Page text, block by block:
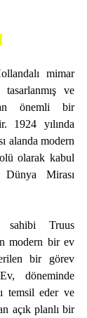
mimar
ve
önemli bir
1924 yılında
alanda modern
olarak kabul
Mirası
sahibi Truus
modern bir ev
bir görev
döneminde
temsil eder ve
açık planlı bir